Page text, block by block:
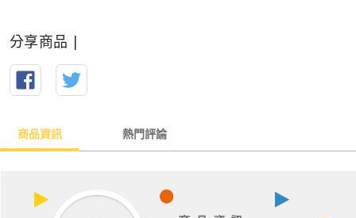
分享商品 |
商品資訊 熱門評論